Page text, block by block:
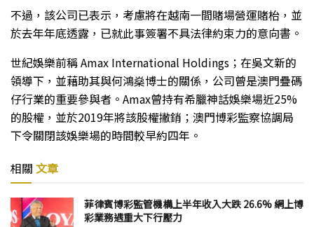
不過，該公司已表示，考慮將在越南一間賭場營運賭枱，並
於去年年底透露，已就此事簽署不具法律約束力的意向書。
世紀娛樂前稱 Amax International Holdings；在吳文新的
領導下，並藉助其與何鴻燊博士的關係，公司曾是澳門疊碼
仔行業的重要參與者。Amax曾持有希臘神話娛樂場近25%
的股權，並於2019年將該股權撇銷；澳門博彩監察協調局
下令關閉該娛樂場的時間較早約四年。
相關 文章
菲律賓博彩監管機構上半年收入大跌 26.6% 網上博
彩業務遇重大下行壓力